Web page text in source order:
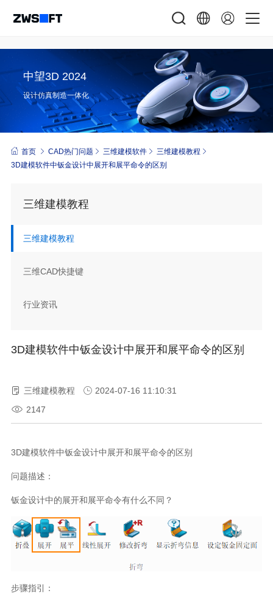
中望3D 2024
设计仿真制造一体化
首页 CAD热门问题 三维建模软件
三维建模教程
3D建模软件中钣金设计中展开和展平命令的区别
三维建模教程
三维建模教程
三维CAD快捷键
行业资讯
3D建模软件中钣金设计中展开和展平命令的区别
三维建模教程
2024-07-16 11:10:31
2147
3D建模软件中钣金设计中展开和展平命令的区别
问题描述：
钣金设计中的展开和展平命令有什么不同？
步骤指引：